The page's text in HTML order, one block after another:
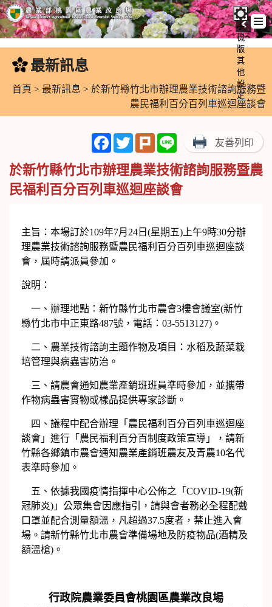
跳
容
手
機
版
其
他
設
定
最新訊息
首頁 > 最新訊息 > 於新竹縣竹北市辦理農業技術諮詢服務暨
農民福利百分百列車巡迴座談會
FacebookTwitterPlurk Line 友善列印
於新竹縣竹北市辦理農業技術諮詢服務暨農
民福利百分百列車巡迴座談會
主旨：本場訂於109年7月24日(星期五)上午9時30分辦
理農業技術諮詢服務暨農民福利百分百列車巡迴座談
會，屆時請派員參加。
說明：
一、辦理地點：新竹縣竹北市農會3樓會議室(新竹
縣竹北市中正東路487號，電話：03-5513127)。
二、農業技術諮詢主題作物及項目：水稻及蔬菜栽
培管理與病蟲害防治。
三、請農會通知農業產銷班班員準時參加，並攜帶
作物病蟲害實物或樣品提供專家診斷。
四、議程中配合辦理「農民福利百分百列車巡迴座
談會」進行「農民福利百分百制度政策宣導」，請新
竹縣各鄉鎮市農會通知農業產銷班農友及青農10名代
表準時參加。
五、依據我國疫情指揮中心公佈之「COVID-19(新
冠肺炎)」公眾集會因應指引，請與會者務必全程配戴
口罩並配合測量額溫，凡超過37.5度者，禁止進入會
場。請新竹縣竹北市農會準備場地及防疫物品(酒精及
額溫槍)。
行政院農業委員會桃園區農業改良場